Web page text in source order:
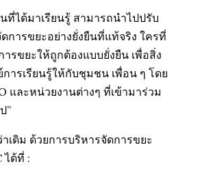
ที่ได้มาเรียนรู้ สามารถนำไปปรับ
การขยะอย่างยั่งยืนที่แท้จริง ใครที่
รขยะให้ถูกต้องแบบยั่งยืน เพื่อสิ่ง
ารเรียนรู้ให้กับชุมชน เพื่อน ๆ โดย
และหน่วยงานต่างๆ ที่เข้ามาร่วม
”
ดิม ด้วยการบริหารจัดการขยะ
ได้ที่ :